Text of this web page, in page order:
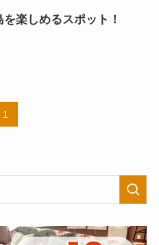
楽しめるスポット！
1